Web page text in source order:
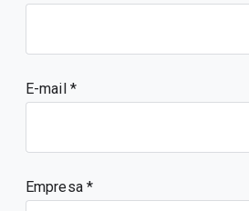
E-mail
Empresa